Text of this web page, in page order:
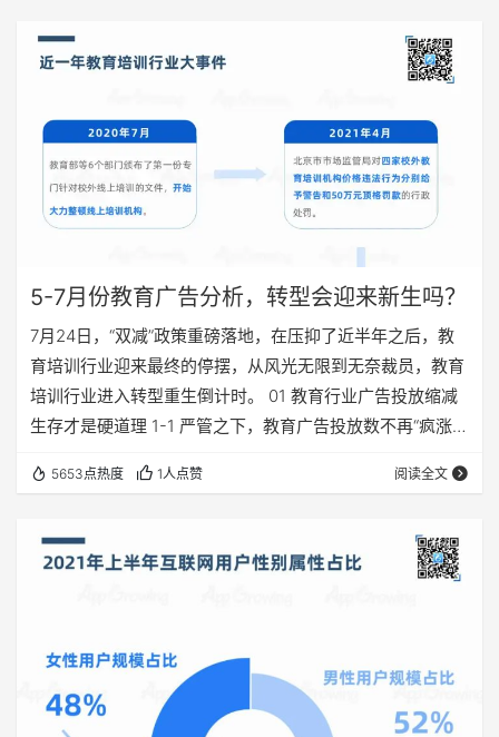
比较高，服饰鞋包、餐饮食品已成为S级抖品牌的重点品
类。 · 餐饮食品类定价跨度大 餐饮食品类在中低价区间的定
5-7月份教育广告分析，转型会迎来新生吗？
7月24日，“双减”政策重磅落地，在压抑了近半年之后，教
育培训行业迎来最终的停摆，从风光无限到无奈裁员，教育
培训行业进入转型重生倒计时。 01 教育行业广告投放缩减
生存才是硬道理 1-1 严管之下，教育广告投放数不再“疯涨”
我国在线教育相关企业总数从15万家上升到了70万家，增幅
资本市场的宠儿。 教育机构爆发带来了教育机构内卷的加
剧，价格战、名师战、广告战轮番轰炸。有数据可见2020
5653点热度 1人点赞 阅读全文